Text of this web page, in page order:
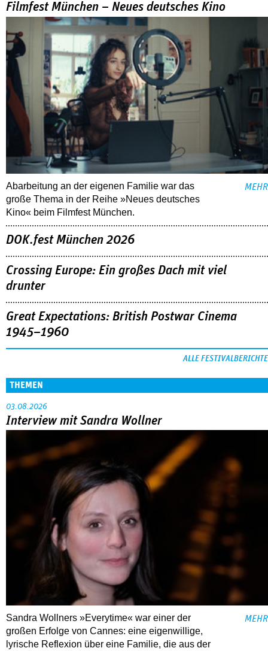
Filmfest München – Neues deutsches Kino
Abarbeitung an der eigenen Familie war das
große Thema in der Reihe »Neues deutsches
Kino« beim Filmfest München.
MEHR
DOK.fest München 2026
Crossing Europe: Ein großes Dach mit viel
drunter
Great Expectations: British Postwar Cinema
1945–1960
ALLE FESTIVALBERICHTE
THEMEN
03.08.2026
Interview mit Sandra Wollner
Sandra Wollners »Everytime« war einer der
großen Erfolge von Cannes: eine eigenwillige,
lyrische Reflexion über eine ­Familie, die aus der
MEHR